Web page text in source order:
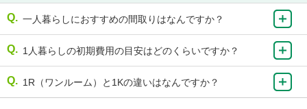
一人暮らしにおすすめの間取りはなんですか？
1人暮らしの初期費用の目安はどのくらいですか？
1R（ワンルーム）と1Kの違いはなんですか？